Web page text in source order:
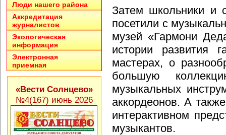
Затем школьники и
посетили с
музей «Гармони
истории развития
мастерах, о
большую
музыкальных
аккордеонов. А
интерактивном
музыкантов.
Люди нашего района
Аккредитация
журналистов
Экологическая
информация
Электронная
приемная
«Вести Солнцево»
№4(167) июнь 2026